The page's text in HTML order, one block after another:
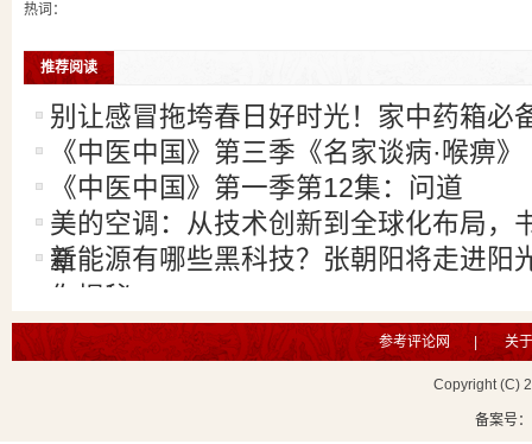
热词：
推荐阅读
别让感冒拖垮春日好时光！家中药箱必
《中医中国》第三季《名家谈病·喉痹》
《中医中国》第一季第12集：问道
美的空调：从技术创新到全球化布局，
章
新能源有哪些黑科技？张朝阳将走进阳
你揭秘
参考评论网 | 关
Copyright (C)
备案号